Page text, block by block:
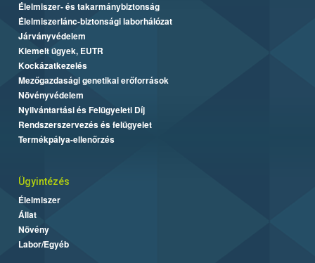
Élelmiszer- és takarmánybiztonság
Élelmiszerlánc-biztonsági laborhálózat
Járványvédelem
Kiemelt ügyek, EUTR
Kockázatkezelés
Mezőgazdasági genetikai erőforrások
Növényvédelem
Nyilvántartási és Felügyeleti Díj
Rendszerszervezés és felügyelet
Termékpálya-ellenőrzés
Ügyintézés
Élelmiszer
Állat
Növény
Labor/Egyéb